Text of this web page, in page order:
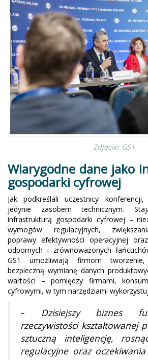
Zdjęcie: GS1
Wiarygodne dane jako
gospodarki cyfrowej
Jak podkreślali uczestnicy
jedynie zasobem technicznym.
infrastrukturą gospodarki cyfrowej –
wymogów regulacyjnych,
poprawy efektywności operacyjnej
odpornych i zrównoważonych
GS1 umożliwiają firmom
bezpieczną wymianę danych
wartości – pomiędzy firmami,
cyfrowymi, w tym narzędziami
– Dzisiejszy biznes
rzeczywistości kształtowanej
sztuczną inteligencję,
regulacyjne oraz